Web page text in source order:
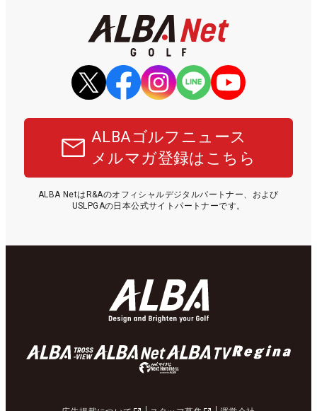
ALBAゴルフニュース
メルマガ登録はこちら
ALBA NetはR&Aのオフィシャルデジタルパートナー、および
USLPGAの日本公式サイトパートナーです。